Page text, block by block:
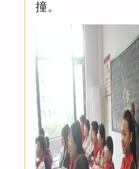
撞。